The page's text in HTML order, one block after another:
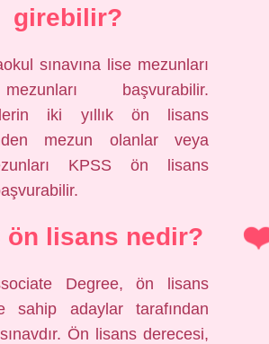
girebilir?
sınavına lise mezunları
başvurabilir.
iki yıllık ön lisans
mezun olanlar veya
KPSS ön lisans
ön lisans nedir?
Degree, ön lisans
sahip adaylar tarafından
Ön lisans derecesi,